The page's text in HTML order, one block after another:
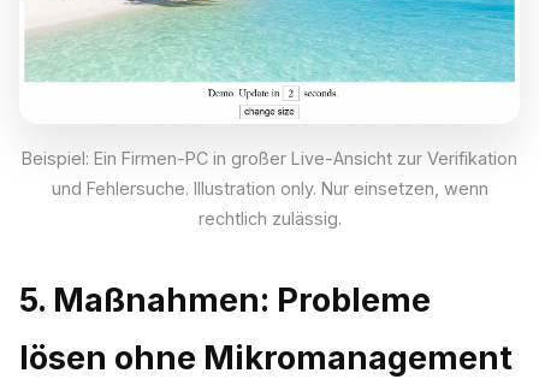
Beispiel: Ein Firmen-PC in großer Live-Ansicht zur Verifikation
und Fehlersuche. Illustration only. Nur einsetzen, wenn
rechtlich zulässig.
5. Maßnahmen: Probleme
lösen ohne Mikromanagement